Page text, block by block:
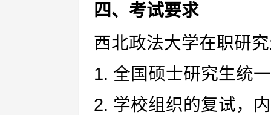
四、考试要求
西北政法大学在职研
1. 全国硕士研究生统
2. 学校组织的复试，